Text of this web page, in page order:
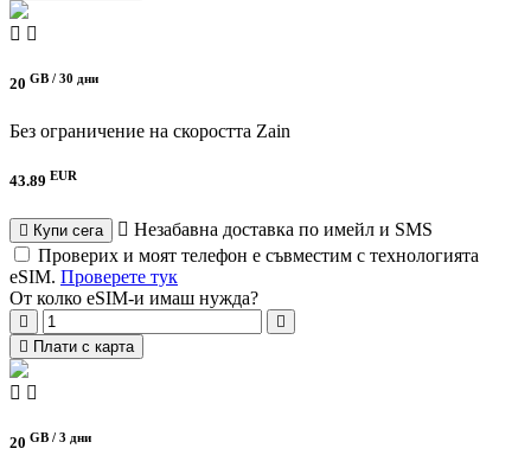
20 GB / 30 дни
Без ограничение на скоростта Zain
43.89 EUR
Купи сега
Незабавна доставка по имейл и SMS
Проверих и моят телефон е съвместим с технологията
eSIM. Проверете тук
От колко eSIM-и имаш нужда?
Плати с карта
20 GB / 3 дни